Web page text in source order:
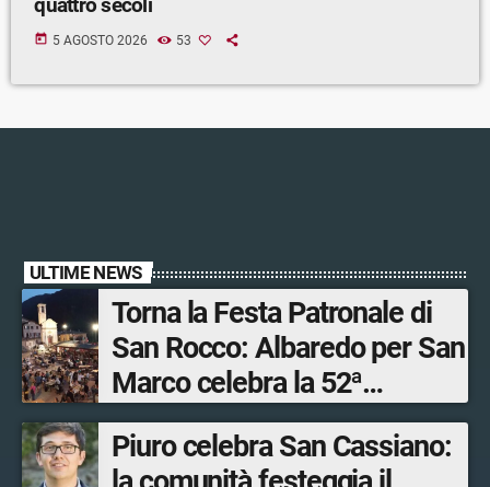
today 5 AGOSTO 2026 53
ULTIME NEWS
Torna la Festa Patronale di
San Rocco: Albaredo per San
Marco celebra la 52ª
edizione della sua
manifestazione più sentita
Piuro celebra San Cassiano: